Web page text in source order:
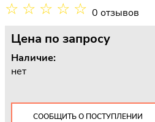
☆ ☆ ☆ ☆ ☆ 0 отзывов
Цена по запросу
Наличие:
нет
СООБЩИТЬ О ПОСТУПЛЕНИИ